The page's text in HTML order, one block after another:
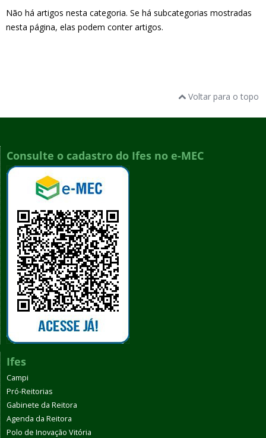
Não há artigos nesta categoria. Se há subcategorias mostradas
nesta página, elas podem conter artigos.
Voltar para o topo
Consulte o cadastro do Ifes no e-MEC
Ifes
Campi
Pró-Reitorias
Gabinete da Reitora
Agenda da Reitora
Polo de Inovação Vitória